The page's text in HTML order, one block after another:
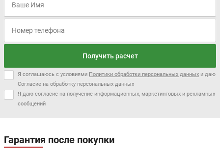
Получить расчет
Я соглашаюсь с условиями Политики обработки персональных данных и даю
Согласие на обработку персональных данных
Я даю согласие на получение информационных, маркетинговых и рекламных
сообщений
Гарантия после покупки